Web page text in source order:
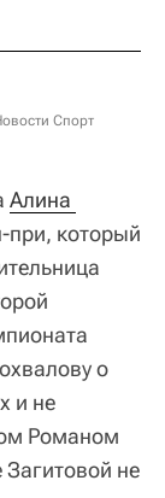
Спорт
Алина
при, который
о
и не
Романом
не